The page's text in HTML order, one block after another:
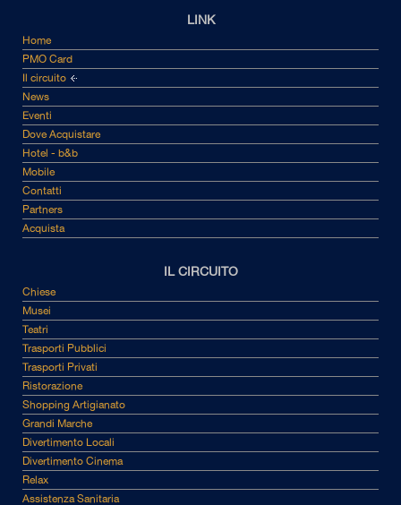
LINK
Home
PMO Card
Il circuito
News
Eventi
Dove Acquistare
Hotel - b&b
Mobile
Contatti
Partners
Acquista
IL CIRCUITO
Chiese
Musei
Teatri
Trasporti Pubblici
Trasporti Privati
Ristorazione
Shopping Artigianato
Grandi Marche
Divertimento Locali
Divertimento Cinema
Relax
Assistenza Sanitaria